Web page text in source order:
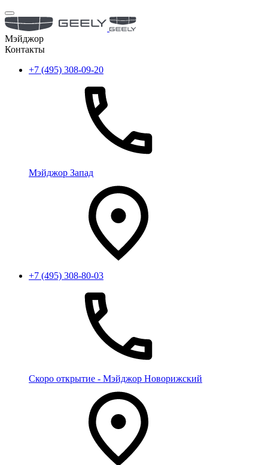
Мэйджор
Контакты
+7 (495) 308-09-20
Мэйджор Запад
+7 (495) 308-80-03
Скоро открытие - Мэйджор Новорижский